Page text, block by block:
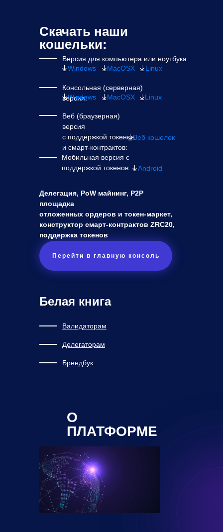
Версия для компьютера или ноутбука:
Windows
MacOSX Linux
Консольная (серверная)
версия:
Windows MacOSX Linux
Веб кошелек
Мобильная версия с
поддержкой токенов:
Android
Валидаторам
Делегаторам
Брендбук
Перейти в главную консоль
Скачать наши
кошельки:
Белая книга
Делегация, PoW майнинг, P2P
площадка
отложенных ордеров и токен-маркет,
конструктор смарт-контрактов ZRC20,
поддержка токенов
Веб (браузерная)
версия
с поддержкой токенов
и смарт-контрактов:
О
ПЛАТФОРМЕ